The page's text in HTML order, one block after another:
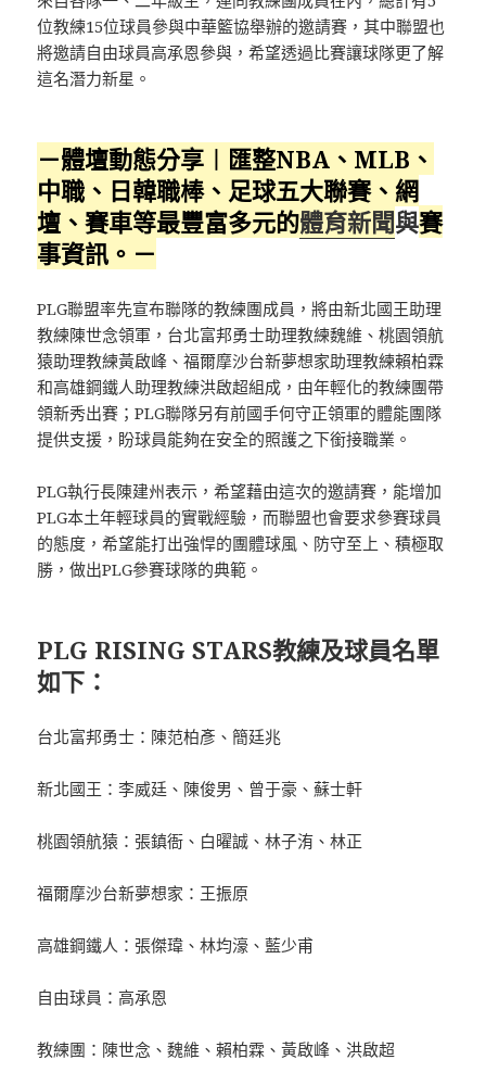
位教練15位球員參與中華籃協舉辦的邀請賽，其中聯盟也
將邀請自由球員高承恩參與，希望透過比賽讓球隊更了解
這名潛力新星。
－體壇動態分享︱匯整NBA、MLB、
中職、日韓職棒、足球五大聯賽、網
壇、賽車等最豐富多元的體育新聞與賽
事資訊。－
PLG聯盟率先宣布聯隊的教練團成員，將由新北國王助理
教練陳世念領軍，台北富邦勇士助理教練魏維、桃園領航
猿助理教練黃啟峰、福爾摩沙台新夢想家助理教練賴柏霖
和高雄鋼鐵人助理教練洪啟超組成，由年輕化的教練團帶
領新秀出賽；PLG聯隊另有前國手何守正領軍的體能團隊
提供支援，盼球員能夠在安全的照護之下銜接職業。
PLG執行長陳建州表示，希望藉由這次的邀請賽，能增加
PLG本土年輕球員的實戰經驗，而聯盟也會要求參賽球員
的態度，希望能打出強悍的團體球風、防守至上、積極取
勝，做出PLG參賽球隊的典範。
PLG RISING STARS教練及球員名單
如下：
台北富邦勇士：陳范柏彥、簡廷兆
新北國王：李威廷、陳俊男、曾于豪、蘇士軒
桃園領航猿：張鎮衙、白曜誠、林子洧、林正
福爾摩沙台新夢想家：王振原
高雄鋼鐵人：張傑瑋、林均濠、藍少甫
自由球員：高承恩
教練團：陳世念、魏維、賴柏霖、黃啟峰、洪啟超